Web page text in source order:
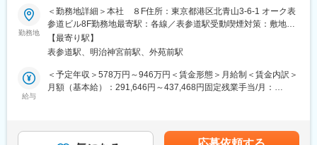
■特徴：新しい価値を創造することは素晴らしいことであり、当社
は誇りをもってモノづくりに取り組みたいと考えています。使う
人の心、作る人の心、心と心のつながりを大切にすることで「ア
ズマの商品って、なんか好きなんだよね」と言ってもらえるよ
う、活動していきます。変転極まりない今、確かなものを求める
傾向は一層強くなってきています。顧客に喜んでもらえるモノづ
くりやサービスを提供し続けることが、当社の最大の楽しみであ
社内の関係各所と連携しながら、ヘアケアブランドを1つお任せ
し、下記業務遂行に向けた社外折衝・ディレクション業務を担っ
ていただきます。
◎商品企画業務
・ブランド顧客の理解のために行うリサーチ、インタビュー、
SNSリサーチなどのマーケティング業務
・企画・コンセプト立案、デザイン、バルク、香料、容器や資材
造／生産担当がサポート）
勤務地
＜勤務地詳細＞本社 ８F住所：東京都港区北青山3-6-1 オーク表
参道ビル8F勤務地最寄駅：各線／表参道駅受動喫煙対策：敷地内
全面禁煙変更の範囲：会社の定める事業所（リモートワーク含
む）
【最寄り駅】
表参道駅、明治神宮前駅、外苑前駅
給与
＜予定年収＞578万円～946万円＜賃金形態＞月給制＜賃金内訳＞
月額（基本給）：291,646円～437,468円固定残業手当/月：
賞与情報：年2回■昇給：あり賃金はあくまでも目安の金額であ